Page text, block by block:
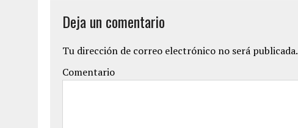
Deja un comentario
Tu dirección de correo electrónico no será publicada.
Comentario